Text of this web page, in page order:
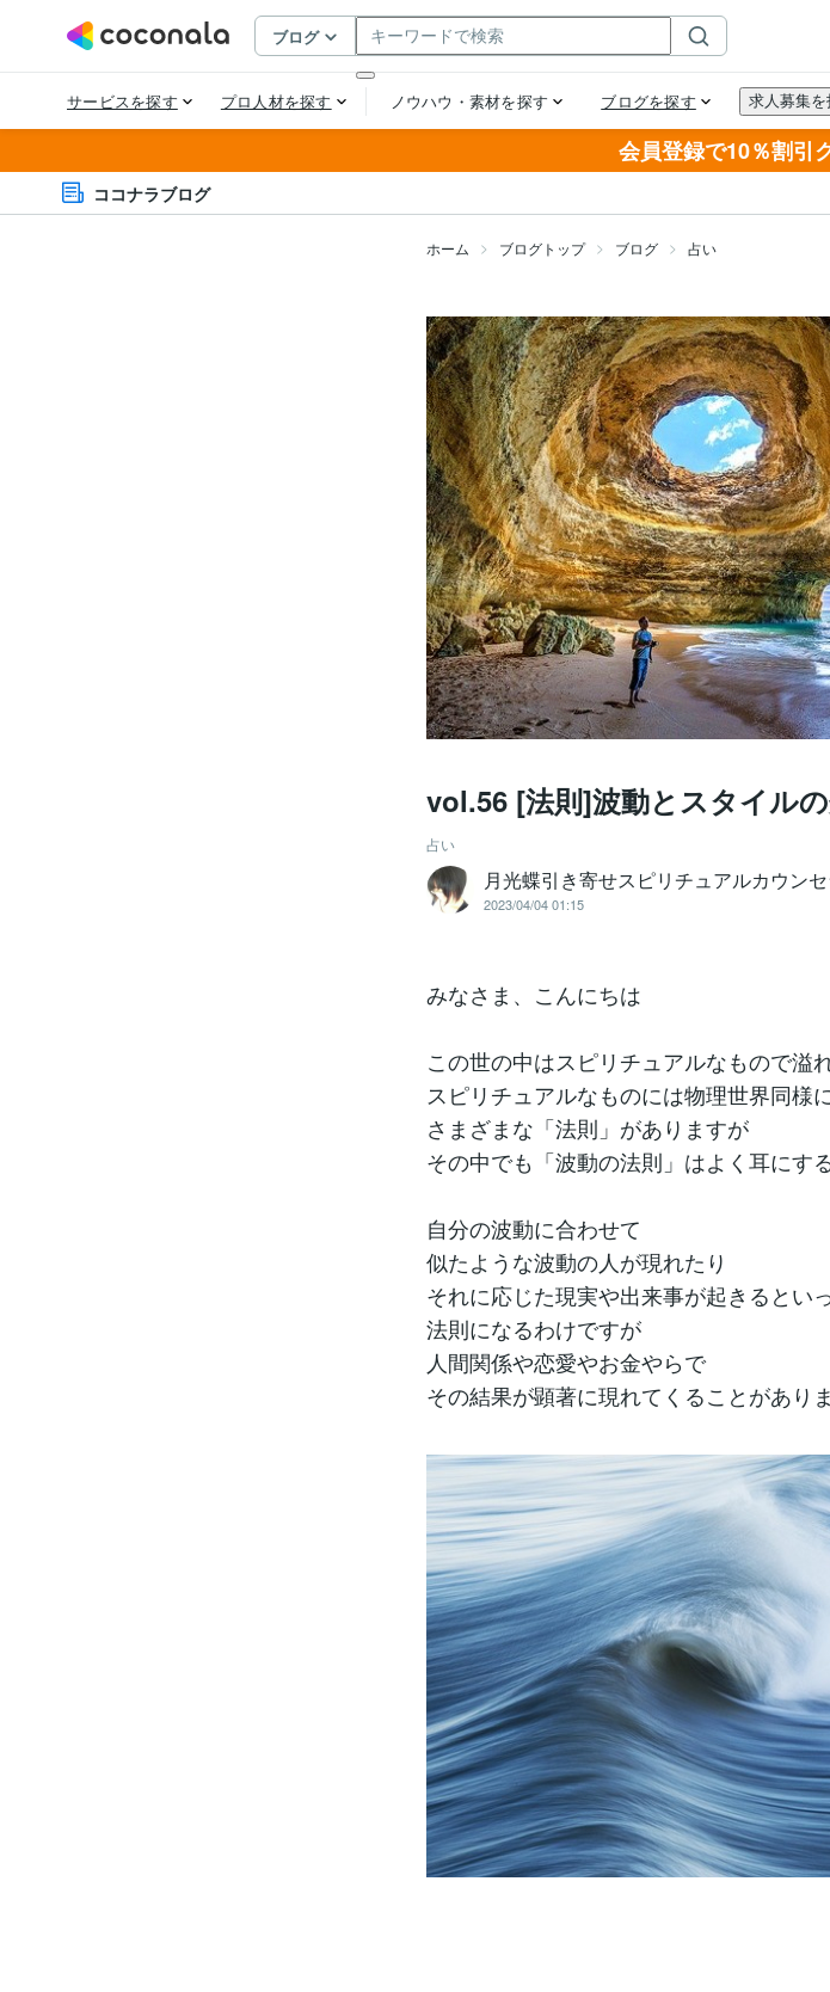
会員登録で10％割引
ココナラブログ
ホーム ブログトップ ブログ 占い
vol.56 [法則]波動とスタイル
占い
月光蝶引き寄せスピリチュアルカウン
2023/04/04 01:15
みなさま、こんにちは
この世の中はスピリチュアルなもので溢
スピリチュアルなものには物理世界同様
さまざまな「法則」がありますが
その中でも「波動の法則」はよく耳にす
自分の波動に合わせて
似たような波動の人が現れたり
それに応じた現実や出来事が起きるとい
法則になるわけですが
人間関係や恋愛やお金やらで
その結果が顕著に現れてくることがありま